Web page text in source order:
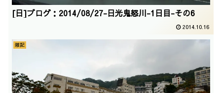
[日]ブログ：2014/08/27-日光鬼怒川-1日目-その6
2014.10.16
雑記